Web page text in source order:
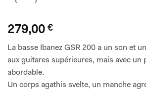
279,00 €
La basse Ibanez GSR 200 a un son et
aux guitares supérieures, mais avec un
abordable.
Un corps agathis svelte, un manche